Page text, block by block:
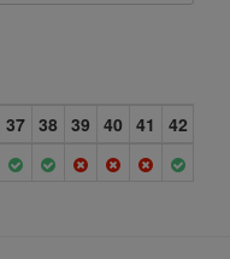
37 38 39 40 41
42